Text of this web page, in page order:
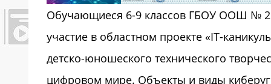
Обучающиеся 6-9 классов ГБОУ ООШ № 2
участие в областном проекте «IT-
детско-юношеского технического
цифровом мире. Объекты и виды